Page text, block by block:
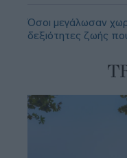
Όσοι μεγάλωσαν
δεξιότητες ζωής